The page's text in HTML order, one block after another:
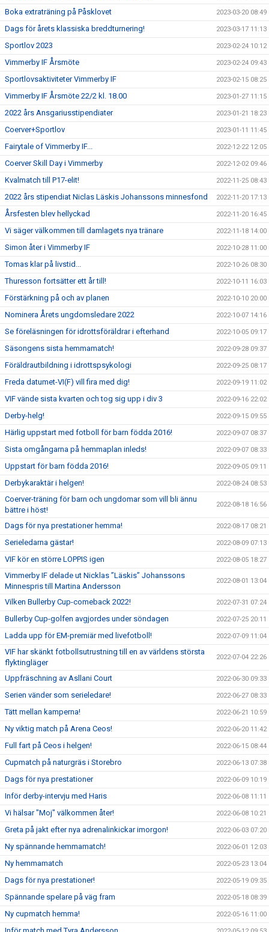
Boka extraträning på Påsklovet 2023-03-20 08:49
Dags för årets klassiska breddturnering! 2023-03-17 11:13
Sportlov 2023 2023-02-24 10:12
Vimmerby IF Årsmöte 2023-02-24 09:43
Sportlovsaktiviteter Vimmerby IF 2023-02-15 08:25
Vimmerby IF Årsmöte 22/2 kl. 18.00 2023-01-27 11:15
2022 års Ansgariusstipendiater 2023-01-21 18:23
Coerver+Sportlov 2023-01-11 11:45
Fairytale of Vimmerby IF... 2022-12-22 12:05
Coerver Skill Day i Vimmerby 2022-12-02 09:46
Kvalmatch till P17-elit! 2022-11-25 08:43
2022 års stipendiat Niclas Läskis Johanssons minnesfond 2022-11-20 17:13
Årsfesten blev hellyckad 2022-11-20 16:45
Vi säger välkommen till damlagets nya tränare 2022-11-18 14:00
Simon åter i Vimmerby IF 2022-10-28 11:00
Tomas klar på livstid... 2022-10-26 08:30
Thuresson fortsätter ett år till! 2022-10-11 16:03
Förstärkning på och av planen 2022-10-10 20:00
Nominera Årets ungdomsledare 2022 2022-10-07 14:16
Se föreläsningen för idrottsföräldrar i efterhand 2022-10-05 09:17
Säsongens sista hemmamatch! 2022-09-28 09:37
Föräldrautbildning i idrottspsykologi 2022-09-25 08:17
Freda datumet-VI(F) vill fira med dig! 2022-09-19 11:02
VIF vände sista kvarten och tog sig upp i div 3 2022-09-16 22:02
Derby-helg! 2022-09-15 09:55
Härlig uppstart med fotboll för barn födda 2016! 2022-09-07 08:37
Sista omgångarna på hemmaplan inleds! 2022-09-07 08:33
Uppstart för barn födda 2016! 2022-09-05 09:11
Derbykaraktär i helgen! 2022-08-24 08:53
Coerver-träning för barn och ungdomar som vill bli ännu
bättre i höst!
2022-08-18 16:56
Dags för nya prestationer hemma! 2022-08-17 08:21
Serieledarna gästar! 2022-08-09 07:13
VIF kör en större LOPPIS igen 2022-08-05 18:27
Vimmerby IF delade ut Nicklas ”Läskis” Johanssons
Minnespris till Martina Andersson
2022-08-01 13:04
Vilken Bullerby Cup-comeback 2022! 2022-07-31 07:24
Bullerby Cup-golfen avgjordes under söndagen 2022-07-25 20:11
Ladda upp för EM-premiär med livefotboll! 2022-07-09 11:04
VIF har skänkt fotbollsutrustning till en av världens största
flyktingläger
2022-07-04 22:26
Uppfräschning av Asllani Court 2022-06-30 09:33
Serien vänder som serieledare! 2022-06-27 08:33
Tätt mellan kamperna! 2022-06-21 10:59
Ny viktig match på Arena Ceos! 2022-06-20 11:42
Full fart på Ceos i helgen! 2022-06-15 08:44
Cupmatch på naturgräs i Storebro 2022-06-13 07:38
Dags för nya prestationer 2022-06-09 10:19
Inför derby-intervju med Haris 2022-06-08 11:11
Vi hälsar "Moj" välkommen åter! 2022-06-08 10:21
Greta på jakt efter nya adrenalinkickar imorgon! 2022-06-03 07:20
Ny spännande hemmamatch! 2022-06-01 12:03
Ny hemmamatch 2022-05-23 13:04
Dags för nya prestationer! 2022-05-19 09:35
Spännande spelare på väg fram 2022-05-18 08:39
Ny cupmatch hemma! 2022-05-16 11:00